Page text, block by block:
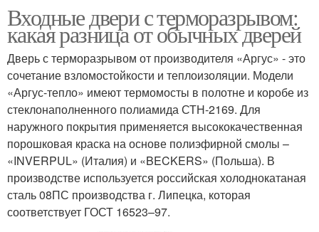
Входные двери с терморазрывом:
какая разница от обычных дверей
Дверь с терморазрывом от производителя «Аргус» - это
сочетание взломостойкости и теплоизоляции. Модели
«Аргус-тепло» имеют термомосты в полотне и коробе из
стеклонаполненного полиамида СТН-2169. Для
наружного покрытия применяется высококачественная
порошковая краска на основе полиэфирной смолы –
«INVERPUL» (Италия) и «BECKERS» (Польша). В
производстве используется российская холоднокатаная
сталь 08ПС производства г. Липецка, которая
соответствует ГОСТ 16523–97.